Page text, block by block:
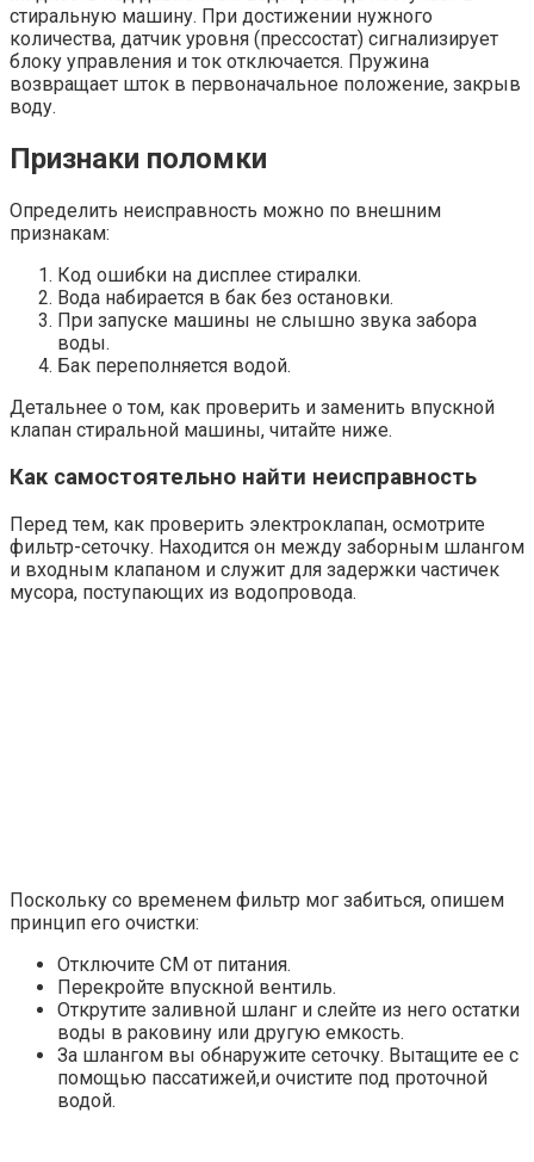
стиральную машину. При достижении нужного
количества, датчик уровня (прессостат) сигнализирует
блоку управления и ток отключается. Пружина
возвращает шток в первоначальное положение, закрыв
воду.
Признаки поломки
Определить неисправность можно по внешним
признакам:
Код ошибки на дисплее стиралки.
Вода набирается в бак без остановки.
При запуске машины не слышно звука забора
воды.
Бак переполняется водой.
Детальнее о том, как проверить и заменить впускной
клапан стиральной машины, читайте ниже.
Как самостоятельно найти неисправность
Перед тем, как проверить электроклапан, осмотрите
фильтр-сеточку. Находится он между заборным шлангом
и входным клапаном и служит для задержки частичек
мусора, поступающих из водопровода.
Поскольку со временем фильтр мог забиться, опишем
принцип его очистки:
Отключите СМ от питания.
Перекройте впускной вентиль.
Открутите заливной шланг и слейте из него остатки
воды в раковину или другую емкость.
За шлангом вы обнаружите сеточку. Вытащите ее с
помощью пассатижей,и очистите под проточной
водой.